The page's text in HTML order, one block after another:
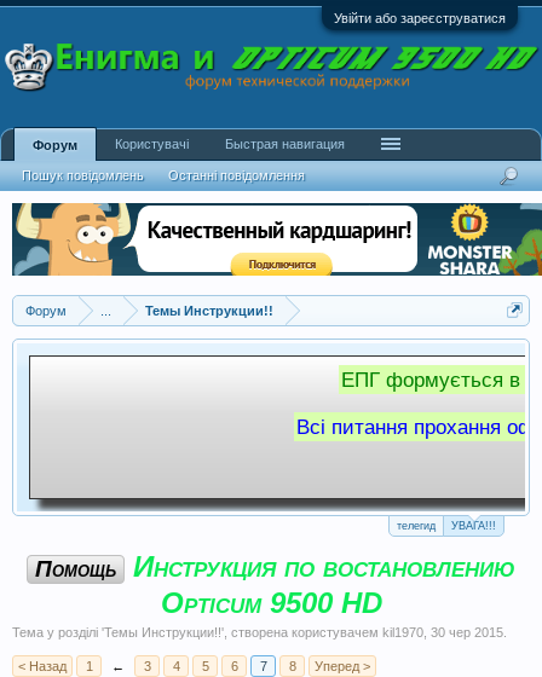
Увійти або зареєструватися
Форум Темы Инструкции!!
ЕПГ формується в
Всі питання прохання
телегид УВАГА!!!
Помощь
Инструкция по востановлению
Opticum 9500 HD
Тема у розділі 'Темы Инструкции!!', створена користувачем kil1970 30 чер 2015
< Назад 1 ← 3 4 5 6 7 8 Уперед >
Форум
Пошук повідомлень Останні повідомлення
Користувачі Быстрая навигация